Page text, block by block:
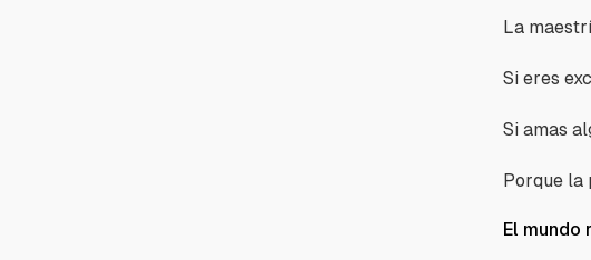
La
Si eres
Si amas
Porque la
El mundo